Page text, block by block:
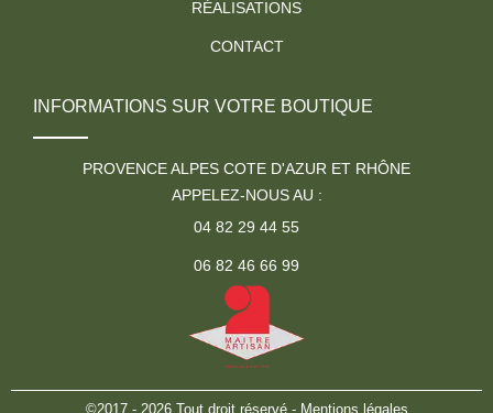
RÉALISATIONS
CONTACT
INFORMATIONS SUR VOTRE BOUTIQUE
PROVENCE ALPES COTE D'AZUR ET RHÔNE
APPELEZ-NOUS AU :
04 82 29 44 55
06 82 46 66 99
©2017 - 2026 Tout droit réservé - Mentions légales